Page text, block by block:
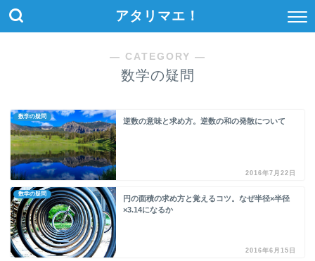
アタリマエ！
― CATEGORY ―
数学の疑問
数学の疑問
逆数の意味と求め方。逆数の和の発散について
2016年7月22日
数学の疑問
円の面積の求め方と覚えるコツ。なぜ半径×半径
×3.14になるか
2016年6月15日